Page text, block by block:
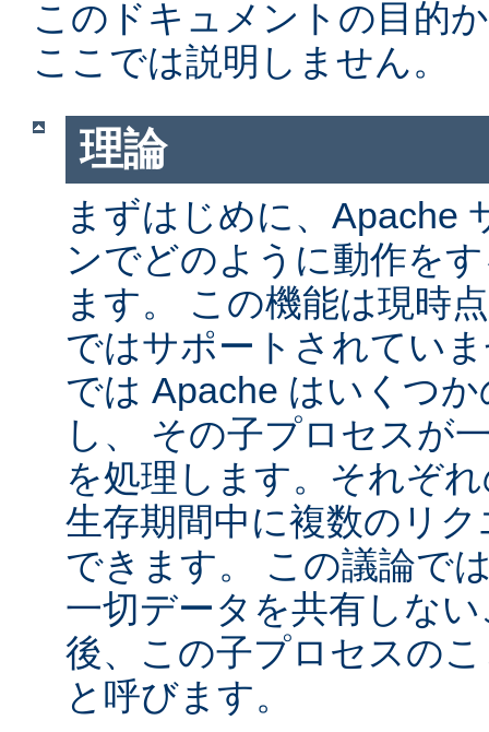
このドキュメントの目的
ここでは説明しません。
理論
まずはじめに、Apache
ンでどのように動作を
ます。 この機能は現時
ではサポートされてい
では Apache はいくつ
し、 その子プロセスが
を処理します。それぞ
生存期間中に複数のリ
できます。 この議論で
一切データを共有しな
後、この子プロセスの
と呼びます。